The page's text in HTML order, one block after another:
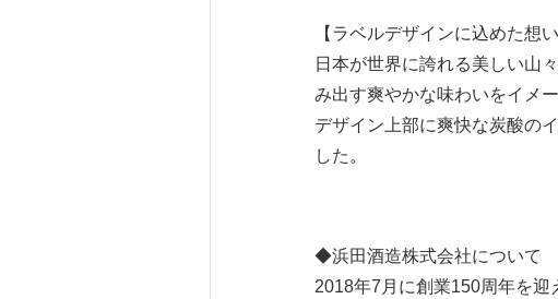
【ラベルデザインに込めた想い
日本が世界に誇れる美しい山
み出す爽やかな味わいをイメ
デザイン上部に爽快な炭酸の
した。
◆浜田酒造株式会社について
2018年7月に創業150周年を